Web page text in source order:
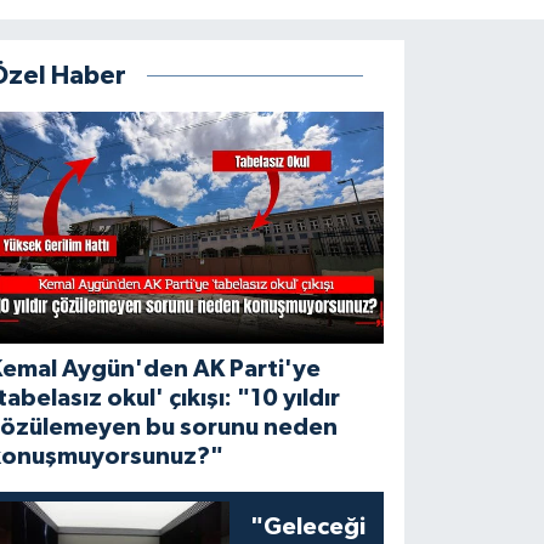
Haber
Aygün'den AK Parti'ye
okul' çıkışı: "10 yıldır
bu sorunu neden
"Geleceği